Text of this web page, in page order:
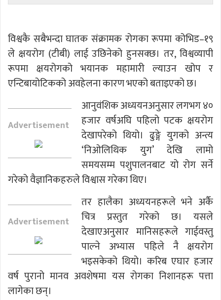
विश्वकै सबैभन्दा घातक संक्रामक रोगका रूपमा कोभिड–१९
ले क्षयरोग (टीबी) लाई उछिनेको हुनसक्छ। तर, विश्वव्यापी
रूपमा क्षयरोगको भयानक महामारी ल्याउन खोप र
एन्टिबायोटिकको अवहेलना कारण भएको बताइएको छ।
Advertisement
आनुवंशिक अध्ययनअनुसार लगभग ४०
हजार वर्षअघि पहिलो पटक क्षयरोग
देखापरेको थियो। ढुङ्गे युगको अन्त्य
‘निओलिथिक युग’ देखि लामो
समयसम्म पशुपालनबाट यो रोग सर्ने
गरेको वैज्ञानिकहरुले विश्वास गरेका थिए।
Advertisement
तर हालैका अध्ययनहरूले भने अर्कै
चित्र प्रस्तुत गरेको छ। यसले
देखाएअनुसार मानिसहरूले गाईवस्तु
पाल्ने अभ्यास पहिले नै क्षयरोग
भइसकेको थियो। करिब एघार हजार
वर्ष पुरानो मानव अवशेषमा यस रोगका निशानहरू पत्ता
लागेका छन्।